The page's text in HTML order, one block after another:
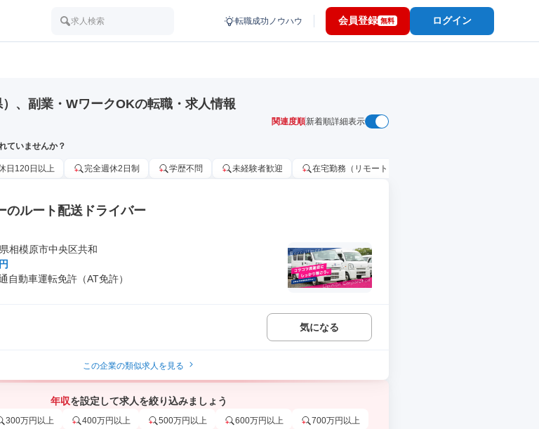
求人検索 転職成功ノウハウ 会員登録 無料 ログイン
、副業・WワークOKの転職・求人情報
関連度順新着順詳細表示
ていませんか？
日120日以上 完全週休2日制 学歴不問 未経験者歓迎 在宅勤務（リモートワーク）OK
のルート配送ドライバー
相模原市中央区共和
自動車運転免許（AT免許）
気になる
この企業の類似求人を見る
年収を設定して求人を絞り込みましょう
300万円以上 400万円以上 500万円以上 600万円以上 700万円以上